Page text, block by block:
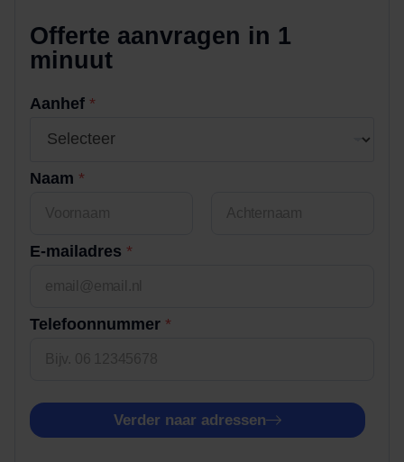
Offerte aanvragen in 1
minuut
o
m
u
Aanhef *
Naam *
Voornaam
E-mailadres *
Telefoonnummer *
Verder naar adressen